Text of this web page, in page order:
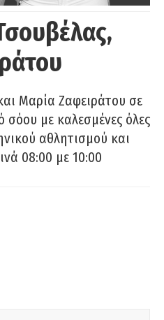
Μαρία Ζαφειράτου σε
σόου με καλεσμένες όλες
αθλητισμού και
08:00 με 10:00